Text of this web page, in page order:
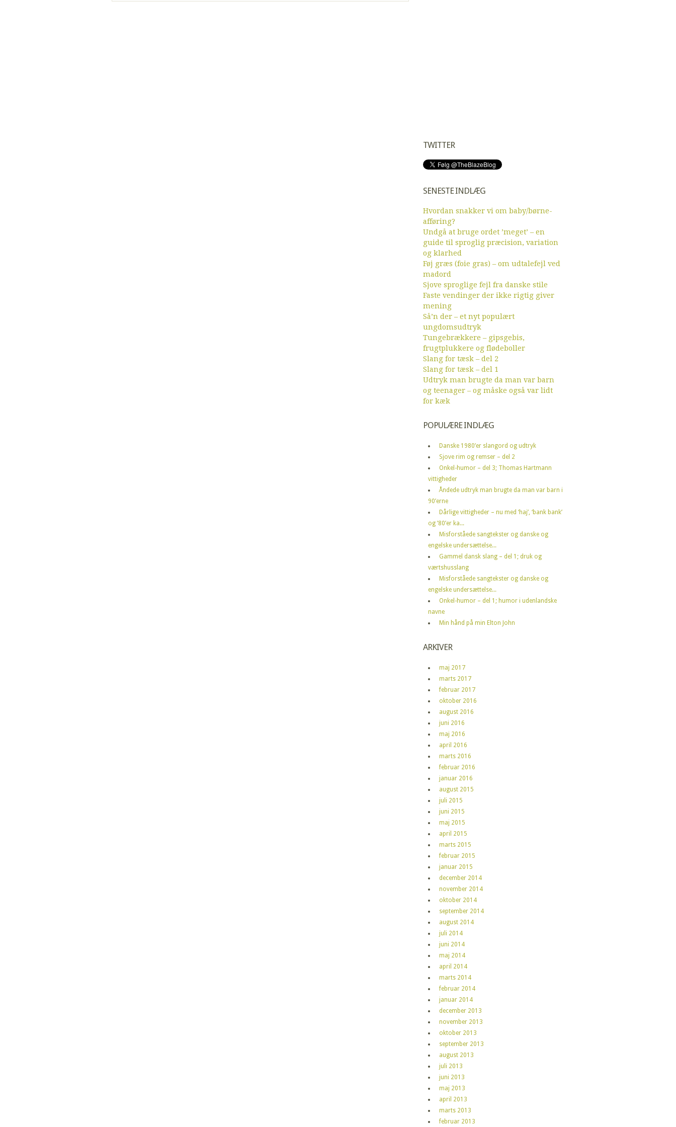
TWITTER
SENESTE INDLÆG
Hvordan snakker vi om baby/børne-
afføring?
Undgå at bruge ordet ’meget’ – en
guide til sproglig præcision, variation
og klarhed
Føj græs (foie gras) – om udtalefejl ved
madord
Sjove sproglige fejl fra danske stile
Faste vendinger der ikke rigtig giver
mening
Så’n der – et nyt populært
ungdomsudtryk
Tungebrækkere – gipsgebis,
frugtplukkere og flødeboller
Slang for tæsk – del 2
Slang for tæsk – del 1
Udtryk man brugte da man var barn
og teenager – og måske også var lidt
for kæk
POPULÆRE INDLÆG
Danske 1980’er slangord og udtryk
Sjove rim og remser – del 2
Onkel-humor – del 3; Thomas Hartmann
vittigheder
Åndede udtryk man brugte da man var barn i
90’erne
Dårlige vittigheder – nu med ‘haj’, ‘bank bank’
og ’80’er ka...
Misforståede sangtekster og danske og
engelske undersættelse...
Gammel dansk slang – del 1; druk og
værtshusslang
Misforståede sangtekster og danske og
engelske undersættelse...
Onkel-humor – del 1; humor i udenlandske
navne
Min hånd på min Elton John
ARKIVER
maj 2017
marts 2017
februar 2017
oktober 2016
august 2016
juni 2016
maj 2016
april 2016
marts 2016
februar 2016
januar 2016
august 2015
juli 2015
juni 2015
maj 2015
april 2015
marts 2015
februar 2015
januar 2015
december 2014
november 2014
oktober 2014
september 2014
august 2014
juli 2014
juni 2014
maj 2014
april 2014
marts 2014
februar 2014
januar 2014
december 2013
november 2013
oktober 2013
september 2013
august 2013
juli 2013
juni 2013
maj 2013
april 2013
marts 2013
februar 2013